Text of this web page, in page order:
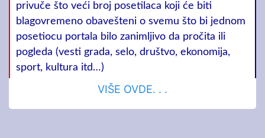
privuče što veći broj posetilaca koji će biti
blagovremeno obavešteni o svemu što bi jednom
posetiocu portala bilo zanimljivo da pročita ili
pogleda (vesti grada, selo, društvo, ekonomija,
sport, kultura itd…)
VIŠE OVDE. . .